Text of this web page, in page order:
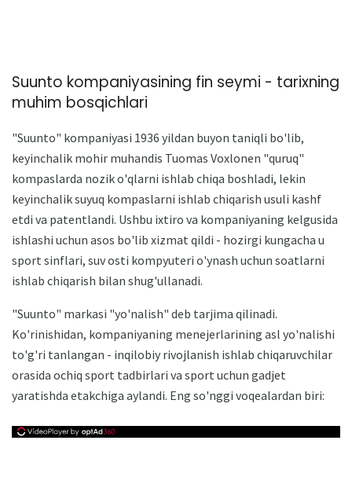
Suunto kompaniyasining fin seymi - tarixning
muhim bosqichlari
"Suunto" kompaniyasi 1936 yildan buyon taniqli bo'lib,
keyinchalik mohir muhandis Tuomas Voxlonen "quruq"
kompaslarda nozik o'qlarni ishlab chiqa boshladi, lekin
keyinchalik suyuq kompaslarni ishlab chiqarish usuli kashf
etdi va patentlandi. Ushbu ixtiro va kompaniyaning kelgusida
ishlashi uchun asos bo'lib xizmat qildi - hozirgi kungacha u
sport sinflari, suv osti kompyuteri o'ynash uchun soatlarni
ishlab chiqarish bilan shug'ullanadi.
"Suunto" markasi "yo'nalish" deb tarjima qilinadi.
Ko'rinishidan, kompaniyaning menejerlarining asl yo'nalishi
to'g'ri tanlangan - inqilobiy rivojlanish ishlab chiqaruvchilar
orasida ochiq sport tadbirlari va sport uchun gadjet
yaratishda etakchiga aylandi. Eng so'nggi voqealardan biri: